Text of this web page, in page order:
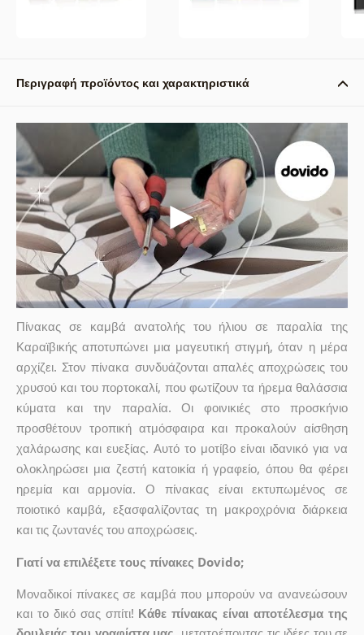
Περιγραφή προϊόντος και χαρακτηριστικά
Πίνακας σε καμβά ανατολής του ήλιου σε παραλία της
Καραϊβικής αποτυπώνει μια μαγευτική στιγμή, όταν η μέρα
αρχίζει. Στον πίνακα συνδυάζονται απαλές αποχρώσεις του
χρυσού και του πορτοκαλί, που φωτίζουν τα ήρεμα θαλάσσια
κύματα και την παραλία. Οι φοινικιές στο προσκήνιο
προσθέτουν τροπική ατμόσφαιρα και προκαλούν αίσθηση
χαλάρωσης και ευεξίας. Αυτό το μοτίβο είναι ιδανικό για να
ολοκληρώσει μια ζεστή κατοικία ή γραφείο, όπου θα φέρει
ηρεμία και αρμονία. Ο πίνακας είναι εκτυπωμένος σε
ποιοτικό καμβά, εξασφαλίζοντας τη μακροχρόνια διάρκεια
και τις ζωντανές του αποχρώσεις.
Γιατί να επιλέξετε τους πίνακες Dovido;
Μοναδικοί πίνακες σε καμβά που μπορούν να ανανεώσουν
και το δικό σας σπίτι! Κάθε πίνακας είναι αποτέλεσμα της